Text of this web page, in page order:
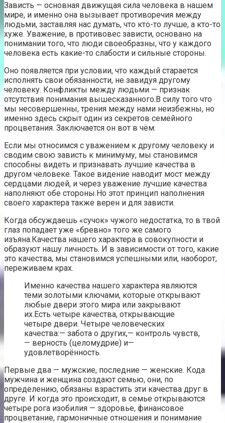
Зависть — основная движущая сила человека в нашем
мире, и именно она вызывает противоречия между
людьми, заставляя нас думать, что кто-то лучше, а кто-то
хуже. Уважение, в противовес зависти, основано на
понимании того, что люди своеобразны, что у каждого
человека есть какие-то слабости и сильные стороны.
Оно появляется при условии, что каждый старается
исполнять свои обязанности, не завидуя другому
человеку. Конфликты между людьми — признак
отсутствия понимания вышесказанного.В силу того что
мы несовершенны, трения между нами неизбежны, но
именно здесь скрыт один из секретов семейного
процветания. Заключается он вот в чём.
Если мы относимся с уважением к другому человеку и
сводим свою зависть к минимуму, мы становимся
способны видеть и признавать лучшие качества в
другом человеке. Такое видение наводит мост между
сердцами людей, и через уважение лучшие качества
наполняют обе стороны.Но этот принцип наполнения
своего характера также верен и для зависти.
Когда обсуждаешь «сучок» чужого недостатка, то в твой
глаз попадает уже «бревно» того же самого
изъяна.Качества нашего характера в совокупности и
образуют нашу личность. И в зависимости от того, какие
это качества, мы становимся успешными или, наоборот,
переживаем крах.
Именно качества нашего характера являются
теми золотыми ключами, которые открывают
любые двери этого мира или закрывают
их.Есть четыре качества, открывающие
четыре двери. Четыре человеческих
качества:— забота о других,— контроль чувств,
— верность (целомудрие) и—
удовлетворённость.
Первые два — мужские, последние — женские. Кода
мужчина и женщина создают семью, они, по
определению, обязаны взрастить эти качества друг в
друге. И когда это происходит, в семье открываются
четыре рога изобилия — здоровье, финансовое
процветание, гармоничные отношения и понимание